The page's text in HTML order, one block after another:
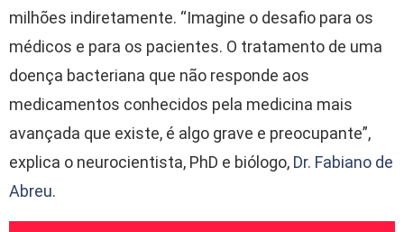
milhões indiretamente. “Imagine o desafio para os
médicos e para os pacientes. O tratamento de uma
doença bacteriana que não responde aos
medicamentos conhecidos pela medicina mais
avançada que existe, é algo grave e preocupante”,
explica o neurocientista, PhD e biólogo, Dr. Fabiano de
Abreu.